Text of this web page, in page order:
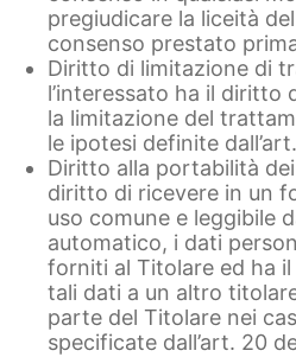
pregiudicare la liceità
consenso prestato
Diritto di limitazione di
l’interessato ha il diritto
la limitazione del
le ipotesi definite
Diritto alla portabilità
diritto di ricevere in un
uso comune e leggibile
automatico, i dati
forniti al Titolare ed ha
tali dati a un altro
parte del Titolare nei
specificate dall’art. 20